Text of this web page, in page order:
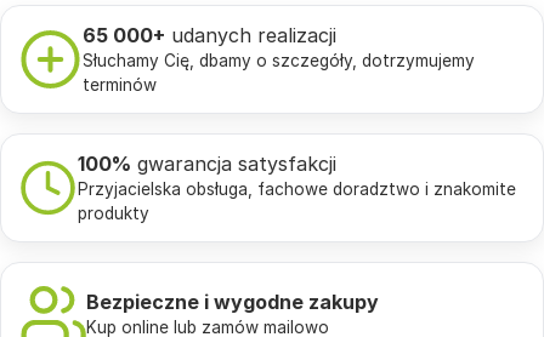
65 000+ udanych realizacji
Słuchamy Cię, dbamy o szczegóły, dotrzymujemy
terminów
100% gwarancja satysfakcji
Przyjacielska obsługa, fachowe doradztwo i znakomite
produkty
Bezpieczne i wygodne zakupy
Kup online lub zamów mailowo